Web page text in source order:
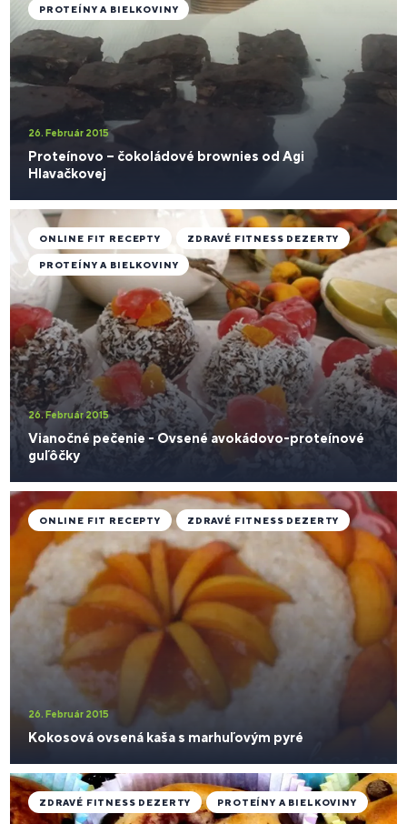
26. Február 2015
Proteínovo – čokoládové brownies od Agi
Hlavačkovej
PROTEÍNY A BIELKOVINY
26. Február 2015
Vianočné pečenie - Ovsené avokádovo-proteínové
guľôčky
ONLINE FIT RECEPTY ZDRAVÉ FITNESS DEZERTY
PROTEÍNY A BIELKOVINY
26. Február 2015
Kokosová ovsená kaša s marhuľovým pyré
ONLINE FIT RECEPTY ZDRAVÉ FITNESS DEZERTY
ZDRAVÉ FITNESS DEZERTY PROTEÍNY A BIELKOVINY